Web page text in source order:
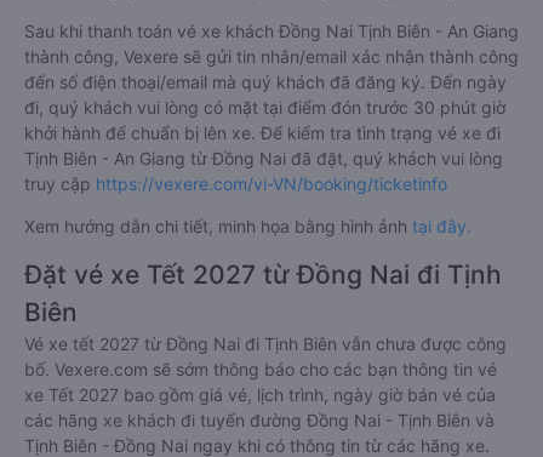
Sau khi thanh toán vé xe khách Đồng Nai Tịnh Biên - An Giang
thành công, Vexere sẽ gửi tin nhắn/email xác nhận thành công
đến số điện thoại/email mà quý khách đã đăng ký. Đến ngày
đi, quý khách vui lòng có mặt tại điểm đón trước 30 phút giờ
khởi hành để chuẩn bị lên xe. Để kiểm tra tình trạng vé xe đi
Tịnh Biên - An Giang từ Đồng Nai đã đặt, quý khách vui lòng
truy cập https://vexere.com/vi-VN/booking/ticketinfo
Xem hướng dẫn chi tiết, minh họa bằng hình ảnh tại đây.
Đặt vé xe Tết 2027 từ Đồng Nai đi Tịnh
Biên
Vé xe tết 2027 từ Đồng Nai đi Tịnh Biên vẫn chưa được công
bố. Vexere.com sẽ sớm thông báo cho các bạn thông tin vé
xe Tết 2027 bao gồm giá vé, lịch trình, ngày giờ bán vé của
các hãng xe khách đi tuyến đường Đồng Nai - Tịnh Biên và
Tịnh Biên - Đồng Nai ngay khi có thông tin từ các hãng xe.